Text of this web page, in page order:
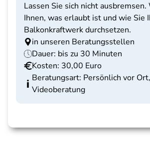
Lassen Sie sich nicht
Ihnen, was erlaubt ist und wie Sie
Balkonkraftwerk durchsetzen.
in unseren Beratungsstellen
Dauer: bis zu 30 Minuten
Kosten: 30,00 Euro
Beratungsart: Persönlich vor Ort,
Videoberatung